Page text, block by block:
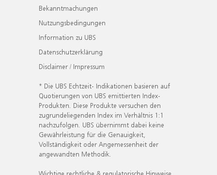
Bekanntmachungen
Nutzungsbedingungen
Information zu UBS
Datenschutzerklärung
Disclaimer / Impressum
* Die UBS Echtzeit- Indikationen basieren auf
Quotierungen von UBS emittierten Index-
Produkten. Diese Produkte versuchen den
zugrundeliegenden Index im Verhältnis 1:1
nachzufolgen. UBS übernimmt dabei keine
Gewährleistung für die Genauigkeit,
Vollständigkeit oder Angemessenheit der
angewandten Methodik.